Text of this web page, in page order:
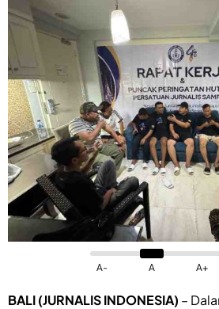
A- A A+
BALI (JURNALIS INDONESIA) –